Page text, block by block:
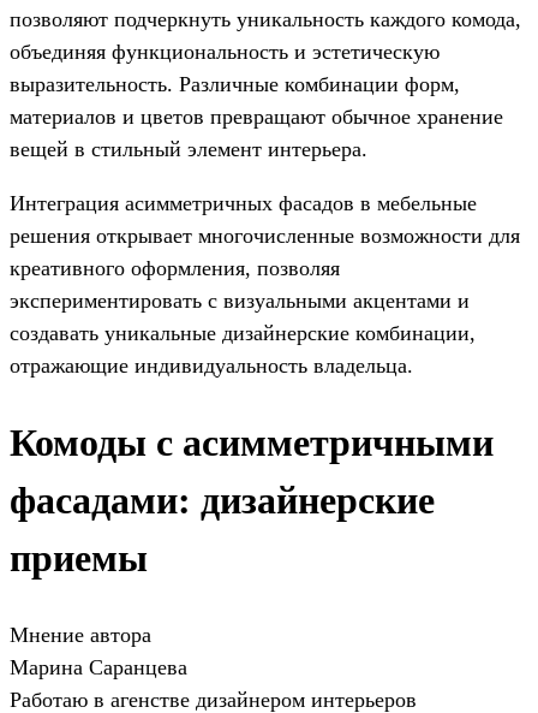
позволяют подчеркнуть уникальность каждого комода,
объединяя функциональность и эстетическую
выразительность. Различные комбинации форм,
материалов и цветов превращают обычное хранение
вещей в стильный элемент интерьера.
Интеграция асимметричных фасадов в мебельные
решения открывает многочисленные возможности для
креативного оформления, позволяя
экспериментировать с визуальными акцентами и
создавать уникальные дизайнерские комбинации,
отражающие индивидуальность владельца.
Комоды с асимметричными
фасадами: дизайнерские
приемы
Мнение автора
Марина Саранцева
Работаю в агенстве дизайнером интерьеров